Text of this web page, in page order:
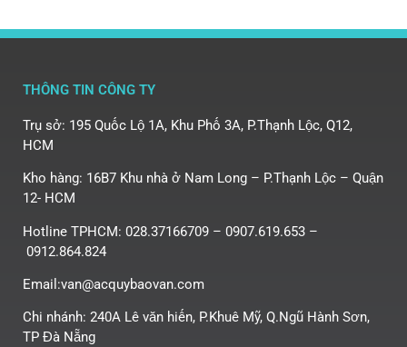
THÔNG TIN CÔNG TY
Trụ sở: 195 Quốc Lộ 1A, Khu Phố 3A, P.Thạnh Lộc, Q12,
HCM
Kho hàng: 16B7 Khu nhà ở Nam Long – P.Thạnh Lộc – Quận
12- HCM
Hotline TPHCM: 028.37166709 – 0907.619.653 –
0912.864.824
Email:van@acquybaovan.com
Chi nhánh: 240A Lê văn hiến, P.Khuê Mỹ, Q.Ngũ Hành Sơn,
TP Đà Nẵng